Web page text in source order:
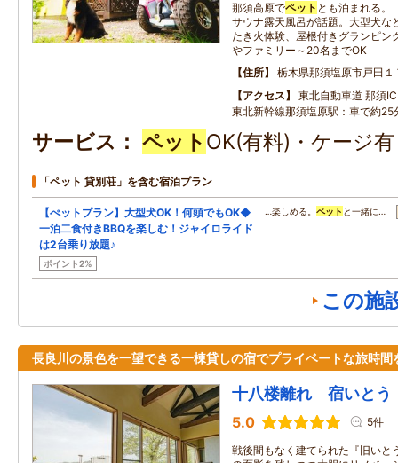
那須高原でペット とも泊まれる。
サウナ露天風呂が話題。大型犬な
たき火体験、屋根付きグランピン
やファミリー～20名までOK
住所
栃木県那須塩原市戸田１
アクセス
東北自動車道 那須
東北新幹線那須塩原駅：車で約25
サービス ペット OK(有料)・ケージ
「ペット 貸別荘」を含む宿泊プラン
【ぺットプラン】大型犬OK！何頭でもOK◆
一泊二食付きBBQを楽しむ！ジャイロライド
は2台乗り放題♪
ポイント2%
…楽しめる。 ペット と一緒に…
この施
長良川の景色を一望できる一棟貸しの宿でプライベートな旅時間
十八楼離れ 宿いとう
5.0 5件
戦後間もなく建てられた『旧いと